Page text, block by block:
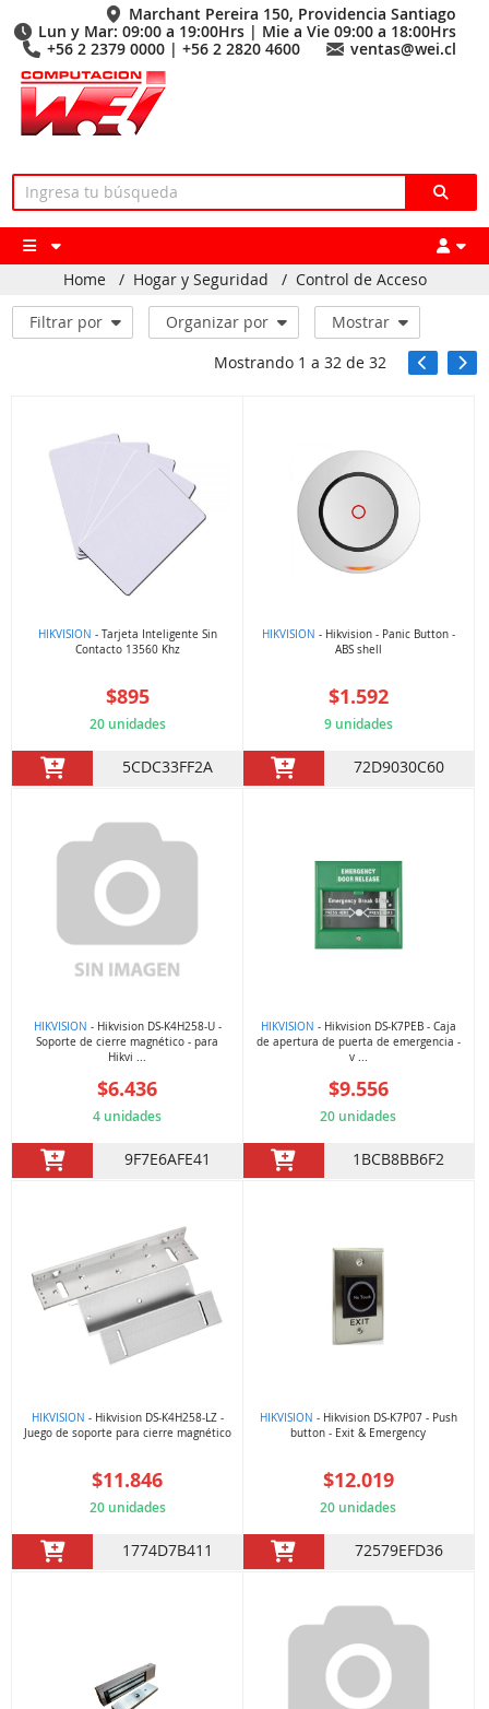
Marchant Pereira 150, Providencia Santiago
Lun y Mar: 09:00 a 19:00Hrs | Mie a Vie 09:00 a 18:00Hrs
+56 2 2379 0000 | +56 2 2820 4600
ventas@wei.cl
Home / Hogar y Seguridad / Control de Acceso
Filtrar por Organizar por
Mostrar
Mostrando 1 a 32de 32
HIKVISION - Tarjeta Inteligente Sin
Contacto 13560 Khz
$895
20 unidades
5CDC33FF2A
HIKVISION - Hikvision - Panic Button -
ABS shell
$1.592
9 unidades
72D9030C60
HIKVISION - Hikvision DS-K4H258-U -
Soporte de cierre magnético - para
Hikvi ...
$6.436
4 unidades
9F7E6AFE41
HIKVISION - Hikvision DS-K7PEB - Caja
de apertura de puerta de emergencia -
v ...
$9.556
20 unidades
1BCB8BB6F2
HIKVISION - Hikvision DS-K4H258-LZ -
Juego de soporte para cierre magnético
$11.846
20 unidades
1774D7B411
HIKVISION - Hikvision DS-K7P07 - Push
button - Exit & Emergency
$12.019
20 unidades
72579EFD36